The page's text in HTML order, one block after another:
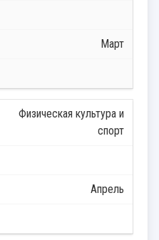
Март
Физическая культура и
спорт
Апрель